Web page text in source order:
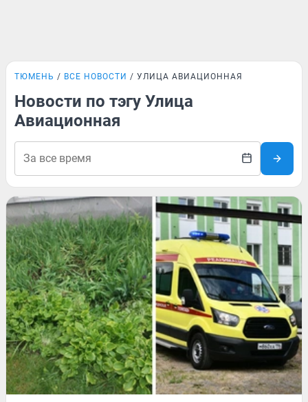
ТЮМЕНЬ ВСЕ НОВОСТИ УЛИЦА АВИАЦИОННАЯ
Новости по тэгу Улица
Авиационная